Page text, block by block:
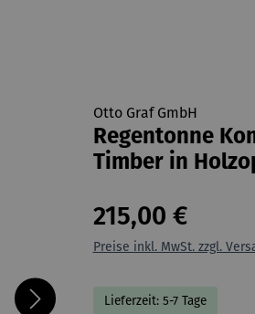
Otto Graf GmbH
Regentonne
Timber in
215,00 €
Preise inkl. MwSt. zzgl.
Lieferzeit: 5-7 Tage